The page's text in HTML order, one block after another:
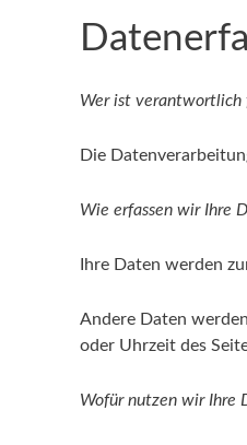
Wer ist verantwortlich
Die
Wie erfassen wir Ihre
Ihre Daten werden
Andere Daten
oder Uhrzeit des
Wofür nutzen wir Ihre